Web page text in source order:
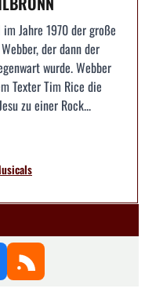
Jahre 1970 der große
der dann der
wurde. Webber
Texter Tim Rice die
zu einer Rock...